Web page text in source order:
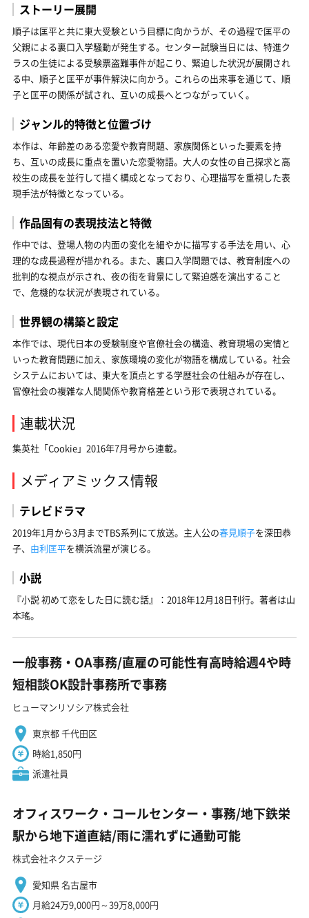
ストーリー展開
順子は匡平と共に東大受験という目標に向かうが、その過程で匡平の
父親による裏口入学騒動が発生する。センター試験当日には、特進ク
ラスの生徒による受験票盗難事件が起こり、緊迫した状況が展開され
る中、順子と匡平が事件解決に向かう。これらの出来事を通じて、順
子と匡平の関係が試され、互いの成長へとつながっていく。
ジャンル的特徴と位置づけ
本作は、年齢差のある恋愛や教育問題、家族関係といった要素を持
ち、互いの成長に重点を置いた恋愛物語。大人の女性の自己探求と高
校生の成長を並行して描く構成となっており、心理描写を重視した表
現手法が特徴となっている。
作品固有の表現技法と特徴
作中では、登場人物の内面の変化を細やかに描写する手法を用い、心
理的な成長過程が描かれる。また、裏口入学問題では、教育制度への
批判的な視点が示され、夜の街を背景にして緊迫感を演出すること
で、危機的な状況が表現されている。
世界観の構築と設定
本作では、現代日本の受験制度や官僚社会の構造、教育現場の実情と
いった教育問題に加え、家族環境の変化が物語を構成している。社会
システムにおいては、東大を頂点とする学歴社会の仕組みが存在し、
官僚社会の複雑な人間関係や教育格差という形で表現されている。
連載状況
集英社「Cookie」2016年7月号から連載。
メディアミックス情報
テレビドラマ
2019年1月から3月までTBS系列にて放送。主人公の春見順子を深田恭
子、 由利匡平を横浜流星が演じる。
小説
『小説 初めて恋をした日に読む話』：2018年12月18日刊行。著者は山
本瑤。
一般事務・OA事務/直雇の可能性有高時給週4や時
短相談OK設計事務所で事務
ヒューマンリソシア株式会社
東京都 千代田区
時給1,850円
派遣社員
オフィスワーク・コールセンター・事務/地下鉄栄
駅から地下道直結/雨に濡れずに通勤可能
株式会社ネクステージ
愛知県 名古屋市
月給24万9,000円～39万8,000円